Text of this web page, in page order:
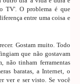
TV'. O problema é que
entre uma coisa e
Gostam muito. Todo
que não gostavam
não tinham ferramentas
baratas, a Internet, o
ver e ser visto. Se você